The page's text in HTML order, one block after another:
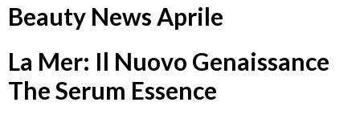
Beauty News Aprile
La Mer: Il Nuovo Genaissance
The Serum Essence